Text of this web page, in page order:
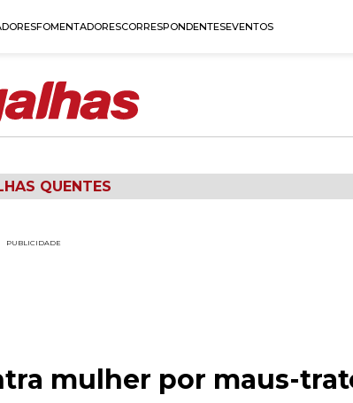
FOMENTADORESCORRESPONDENTESEVENTOS
QUENTES
PUBLICIDADE
mulher por maus-